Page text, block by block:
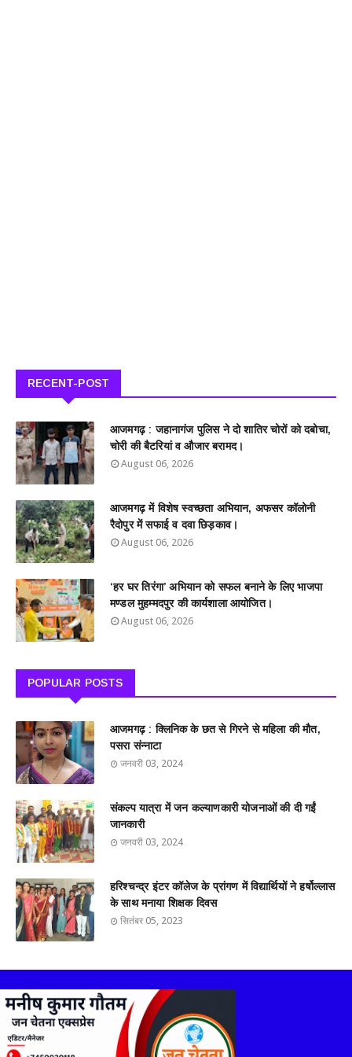
RECENT-POST
आजमगढ़ : जहानागंज पुलिस ने दो शातिर चोरों को दबोचा,
चोरी की बैटरियां व औजार बरामद।
August 06, 2026
आजमगढ़ में विशेष स्वच्छता अभियान, अफसर कॉलोनी
रैदोपुर में सफाई व दवा छिड़काव।
August 06, 2026
‘हर घर तिरंगा’ अभियान को सफल बनाने के लिए भाजपा
मण्डल मुहम्मदपुर की कार्यशाला आयोजित।
August 06, 2026
POPULAR POSTS
आजमगढ़ : क्लिनिक के छत से गिरने से महिला की मौत,
पसरा संन्नाटा
जनवरी 03, 2024
संकल्प यात्रा में जन कल्याणकारी योजनाओं की दी गईं
जानकारी
जनवरी 03, 2024
हरिश्चन्द्र इंटर कॉलेज के प्रांगण में विद्यार्थियों ने हर्षोल्लास
के साथ मनाया शिक्षक दिवस
सितंबर 05, 2023